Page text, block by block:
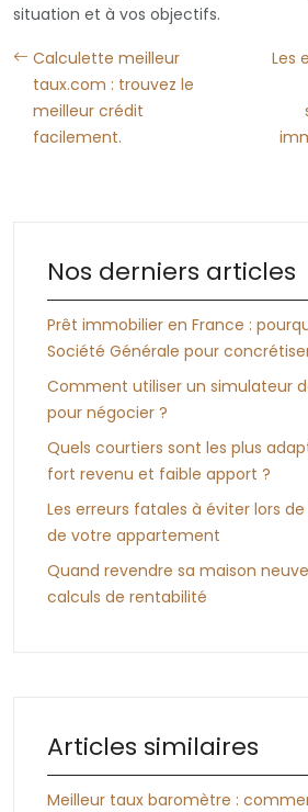
situation et à vos objectifs.
Calculette meilleur
taux.com : trouvez le
meilleur crédit
facilement.
Les
Nos derniers articles
Prêt immobilier en France :
Société Générale pour
Comment utiliser un simulateur
pour négocier ?
Quels courtiers sont les plus
fort revenu et faible apport ?
Les erreurs fatales à éviter lors
de votre appartement
Quand revendre sa maison
calculs de rentabilité
Articles similaires
Meilleur taux baromètre :